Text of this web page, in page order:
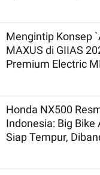
Mengintip Konsep
MAXUS di GIIAS
Premium Electric
Honda NX500
Indonesia: Big
Siap Tempur,